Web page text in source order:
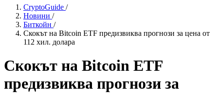
CryptoGuide /
Новини /
Биткойн /
Скокът на Bitcoin ETF предизвиква прогнози за цена от
112 хил. долара
Скокът на Bitcoin ETF
предизвиква прогнози за